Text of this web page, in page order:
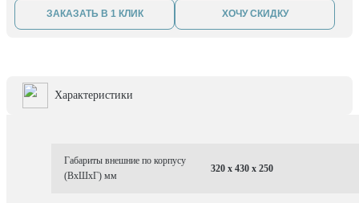
ЗАКАЗАТЬ В 1 КЛИК ХОЧУ СКИДКУ
Характеристики
Габариты внешние по корпусу
(ВхШхГ) мм
320 x 430 x 250